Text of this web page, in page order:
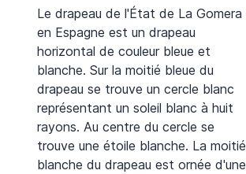
Le drapeau de l'État de La Gomera
en Espagne est un drapeau
horizontal de couleur bleue et
blanche. Sur la moitié bleue du
drapeau se trouve un cercle blanc
représentant un soleil blanc à huit
rayons. Au centre du cercle se
trouve une étoile blanche. La moitié
blanche du drapeau est ornée d'une